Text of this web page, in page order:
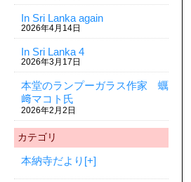
In Sri Lanka again
2026年4月14日
In Sri Lanka 4
2026年3月17日
本堂のランプーガラス作家 蠣
﨑マコト氏
2026年2月2日
カテゴリ
本納寺だより [+]